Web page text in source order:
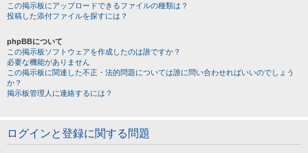
この掲示板にアップロードできるファイルの種類は？
投稿した添付ファイルを探すには？
phpBBについて
この掲示板ソフトウェアを作成したのは誰ですか？
必要な機能がありません
この掲示板に関連した不正・法的問題については誰に問い合わせればいいのでしょう
か？
掲示板管理人に連絡するには？
ログインと登録に関する問題